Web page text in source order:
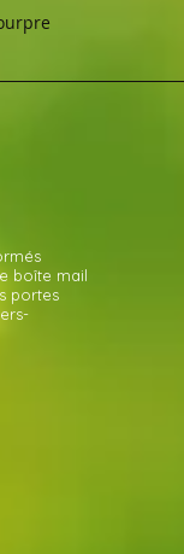
boîte mail
portes